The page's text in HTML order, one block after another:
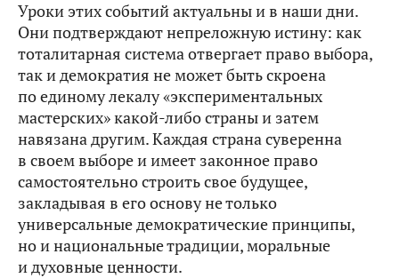
Уроки этих событий актуальны и в наши дни.
Они подтверждают непреложную истину: как
тоталитарная система отвергает право выбора,
так и демократия не может быть скроена
по единому лекалу «экспериментальных
мастерских» какой‑либо страны и затем
навязана другим. Каждая страна суверенна
в своем выборе и имеет законное право
самостоятельно строить свое будущее,
закладывая в его основу не только
универсальные демократические принципы,
но и национальные традиции, моральные
и духовные ценности.